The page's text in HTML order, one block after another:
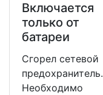
Включается
только от
батареи
Сгорел сетевой
предохранитель.
Необходимо